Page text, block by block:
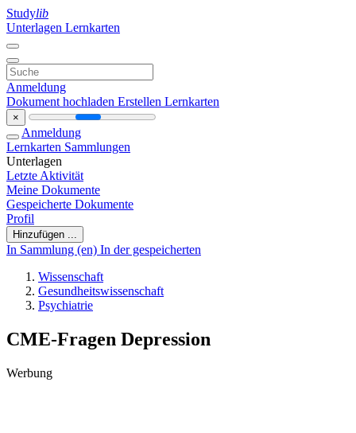
Studylib
Unterlagen Lernkarten
Anmeldung
Dokument hochladen Erstellen Lernkarten
×
Anmeldung
Lernkarten Sammlungen
Unterlagen
Letzte Aktivität
Meine Dokumente
Gespeicherte Dokumente
Profil
Hinzufügen ...
In Sammlung (en) In der gespeicherten
Wissenschaft
Gesundheitswissenschaft
Psychiatrie
CME-Fragen Depression
Werbung